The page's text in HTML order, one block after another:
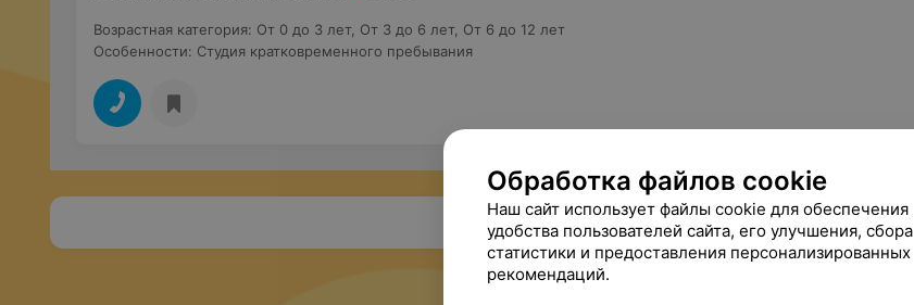
Возрастная категория: От 0 до 3 лет, От 3 до 6 лет, От 6 до 12 лет
Особенности: Студия кратковременного пребывания
Обработка файлов cookie
Наш сайт использует файлы cookie для обеспечения
удобства пользователей сайта, его улучшения, сбора
статистики и предоставления персонализированных
рекомендаций.